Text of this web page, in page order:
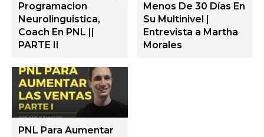
Programacion
Neurolinguistica,
Coach En PNL ||
PARTE II
Menos De 30 Días En
Su Multinivel |
Entrevista a Martha
Morales
PNL Para Aumentar